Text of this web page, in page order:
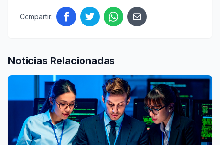
Compartir:
Noticias Relacionadas